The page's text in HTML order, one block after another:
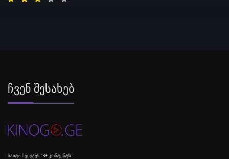
Ჩვენ Შესახებ
საიტი შეიცავს 18+ კონტენტს